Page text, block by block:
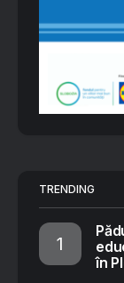
TRENDING
în